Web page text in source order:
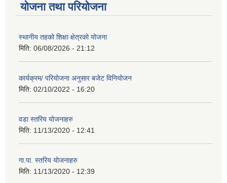
योजना तथा परियोजना
स्थानीय तहको शिक्षा क्षेत्रको योजना
मिति: 06/08/2026 - 21:12
कार्यक्रम/ परियोजना अनुसार बजेट विनियोजन
मिति: 02/10/2022 - 16:20
वडा स्तरिय योजनाहरु
मिति: 11/13/2020 - 12:41
गा.पा. स्तरिय योजनाहरु
मिति: 11/13/2020 - 12:39